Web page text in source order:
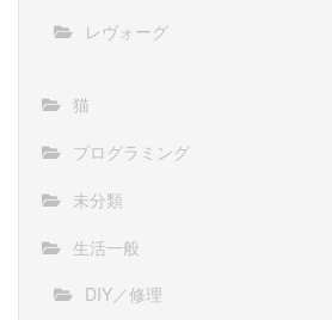
レヴォーグ
猫
プログラミング
未分類
生活一般
DIY／修理